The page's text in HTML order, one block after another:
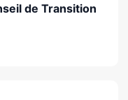
de Transition